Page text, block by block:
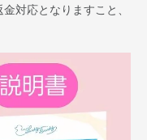
対応となりますこと、